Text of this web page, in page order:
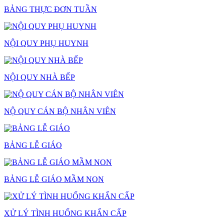
BẢNG THỰC ĐƠN TUẦN
NỘI QUY PHỤ HUYNH
NỘI QUY NHÀ BẾP
NỘ QUY CÁN BỘ NHÂN VIÊN
BẢNG LỄ GIÁO
BẢNG LỄ GIÁO MẦM NON
XỬ LÝ TÌNH HUỐNG KHẨN CẤP